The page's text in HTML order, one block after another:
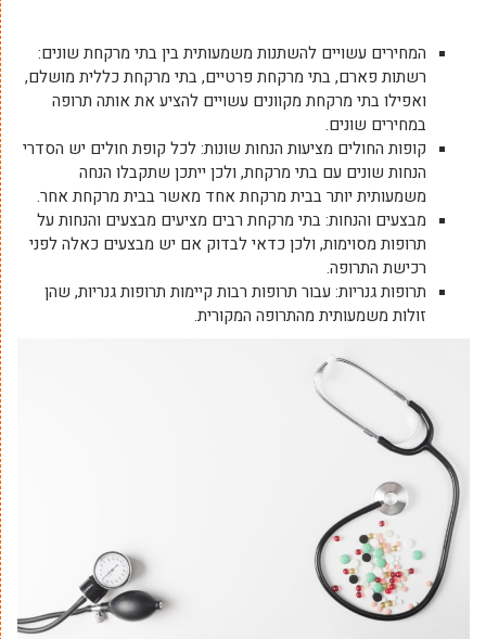
המחירים עשויים להשתנות משמעותית בין בתי מרקחת שונים:
רשתות פארם, בתי מרקחת פרטיים, בתי מרקחת כללית מושלם,
ואפילו בתי מרקחת מקוונים עשויים להציע את אותה תרופה
במחירים שונים.
קופות החולים מציעות הנחות שונות: לכל קופת חולים יש הסדרי
הנחות שונים עם בתי מרקחת, ולכן ייתכן שתקבלו הנחה
משמעותית יותר בבית מרקחת אחד מאשר בבית מרקחת אחר.
מבצעים והנחות: בתי מרקחת רבים מציעים מבצעים והנחות על
תרופות מסוימות, ולכן כדאי לבדוק אם יש מבצעים כאלה לפני
רכישת התרופה.
תרופות גנריות: עבור תרופות רבות קיימות תרופות גנריות, שהן
זולות משמעותית מהתרופה המקורית.